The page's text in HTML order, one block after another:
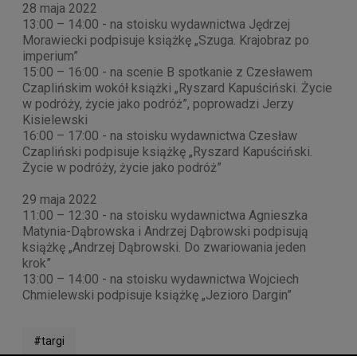
28 maja 2022
13:00 – 14:00 - na stoisku wydawnictwa Jędrzej
Morawiecki podpisuje książkę „Szuga. Krajobraz po
imperium”
15:00 – 16:00 - na scenie B spotkanie z Czesławem
Czaplińskim wokół książki „Ryszard Kapuściński. Życie
w podróży, życie jako podróż”, poprowadzi Jerzy
Kisielewski
16:00 – 17:00 - na stoisku wydawnictwa Czesław
Czapliński podpisuje książkę „Ryszard Kapuściński.
Życie w podróży, życie jako podróż”
29 maja 2022
11:00 – 12:30 - na stoisku wydawnictwa Agnieszka
Matynia-Dąbrowska i Andrzej Dąbrowski podpisują
książkę „Andrzej Dąbrowski. Do zwariowania jeden
krok”
13:00 – 14:00 - na stoisku wydawnictwa Wojciech
Chmielewski podpisuje książkę „Jezioro Dargin”
#targi